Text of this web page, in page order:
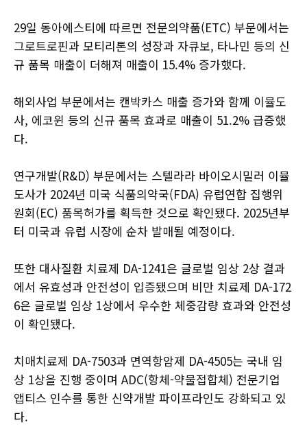
29일 동아에스티에 따르면 전문의약품(ETC) 부문에서는
그로트로핀과 모티리톤의 성장과 자큐보, 타나민 등의 신
규 품목 매출이 더해져 매출이 15.4% 증가했다.
해외사업 부문에서는 캔박카스 매출 증가와 함께 이뮬도
사, 에코윈 등의 신규 품목 효과로 매출이 51.2% 급증했
다.
연구개발(R&D) 부문에서는 스텔라라 바이오시밀러 이뮬
도사가 2024년 미국 식품의약국(FDA) 유럽연합 집행위
원회(EC) 품목허가를 획득한 것으로 확인됐다. 2025년부
터 미국과 유럽 시장에 순차 발매될 예정이다.
또한 대사질환 치료제 DA-1241은 글로벌 임상 2상 결과
에서 유효성과 안전성이 입증됐으며 비만 치료제 DA-172
6은 글로벌 임상 1상에서 우수한 체중감량 효과와 안전성
이 확인됐다.
치매치료제 DA-7503과 면역항암제 DA-4505는 국내 임
상 1상을 진행 중이며 ADC(항체-약물접합체) 전문기업
앱티스 인수를 통한 신약개발 파이프라인도 강화되고 있
다.